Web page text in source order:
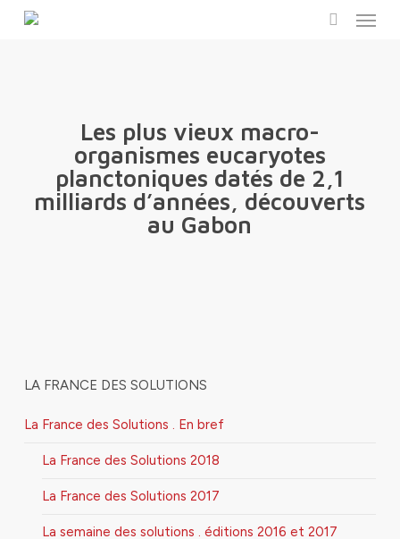
Menu
Les plus vieux macro-
organismes eucaryotes
planctoniques datés de 2,1
milliards d’années, découverts
au Gabon
LA FRANCE DES SOLUTIONS
La France des Solutions . En bref
La France des Solutions 2018
La France des Solutions 2017
La semaine des solutions . éditions 2016 et 2017